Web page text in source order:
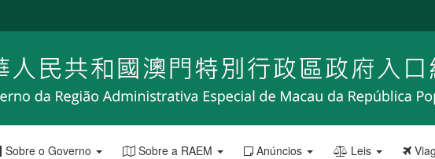
Sobre o Governo Sobre a RAEM Anúncios Leis